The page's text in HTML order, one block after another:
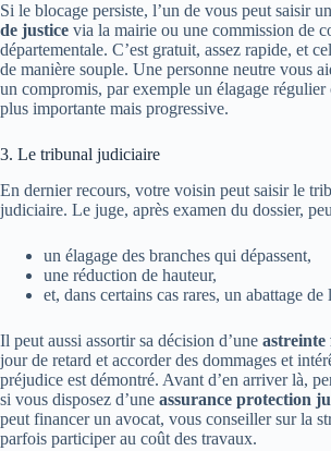
Si le blocage persiste, l’un de vous peut saisir un
de justice via la mairie ou une commission de
départementale. C’est gratuit, assez rapide, et
de manière souple. Une personne neutre vous
un compromis, par exemple un élagage
plus importante mais progressive.
3. Le tribunal judiciaire
En dernier recours, votre voisin peut saisir le
judiciaire. Le juge, après examen du dossier,
un élagage des branches qui dépassent,
une réduction de hauteur,
et, dans certains cas rares, un abattage de
Il peut aussi assortir sa décision d’une astreinte
jour de retard et accorder des dommages et
préjudice est démontré. Avant d’en arriver là,
si vous disposez d’une assurance protection
peut financer un avocat, vous conseiller sur la
parfois participer au coût des travaux.